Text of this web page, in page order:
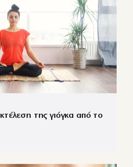
της γιόγκα από το